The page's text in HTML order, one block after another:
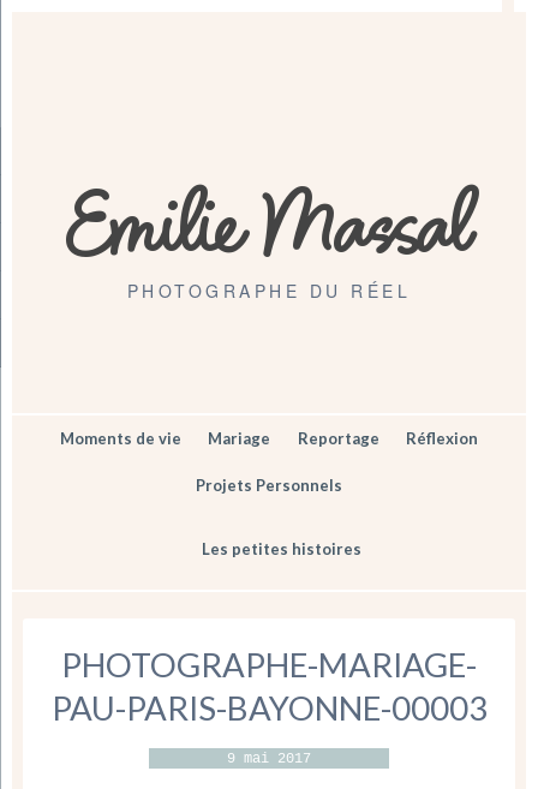
Emilie Massal
PHOTOGRAPHE DU RÉEL
Moments de vie Mariage Reportage Réflexion
Projets Personnels
Les petites histoires
PHOTOGRAPHE-MARIAGE-
PAU-PARIS-BAYONNE-00003
9 mai 2017